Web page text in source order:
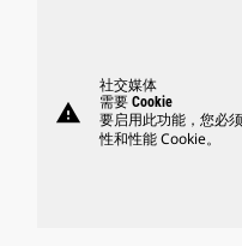
warning
社交媒体
需要 Cookie
要启用此功能，您必
性和性能 Cookie。